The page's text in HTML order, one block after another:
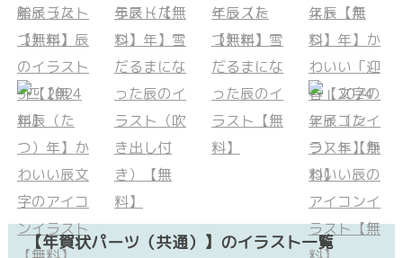
【年賀状パーツ（共通）】のイラスト一覧